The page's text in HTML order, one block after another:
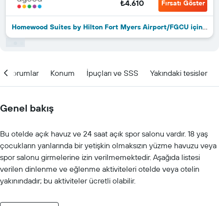
₺4.610 Fırsatı Göster
Homewood Suites by Hilton Fort Myers Airport/FGCU için diğer 19fırsat
Yorumlar Konum İpuçları ve SSS Yakındaki tesisler
Genel bakış
Bu otelde açık havuz ve 24 saat açık spor salonu vardır. 18 yaş
çocukların yanlarında bir yetişkin olmaksızın yüzme havuzu veya
spor salonu girmelerine izin verilmemektedir. Aşağıda listesi
verilen dinlenme ve eğlenme aktiviteleri otelde veya otelin
yakınındadır; bu aktiviteler ücretli olabilir.